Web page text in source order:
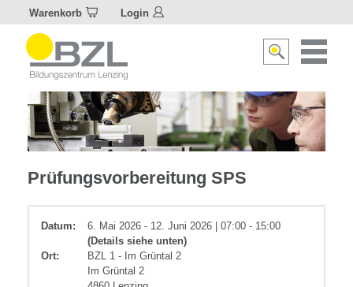
Warenkorb Login
Suche
Elektrotechnik
Prüfungsvorbereitung SPS
Datum:
6. Mai 2026 - 12. Juni 2026 | 07:00 - 15:00
(Details siehe unten)
Ort:
BZL 1 - Im Grüntal 2
Im Grüntal 2